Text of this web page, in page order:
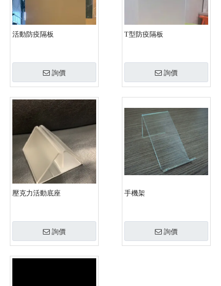
活動防疫隔板
詢價
T型防疫隔板
詢價
壓克力活動底座
詢價
手機架
詢價